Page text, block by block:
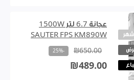
عجانة 6.7 لتر 1500W
SAUTER FPS KM890W
₪650.00
-25%
₪489.00